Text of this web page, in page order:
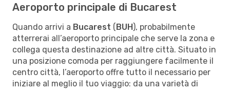
Aeroporto principale di Bucarest
Quando arrivi a Bucarest (BUH), probabilmente
atterrerai all’aeroporto principale che serve la zona e
collega questa destinazione ad altre città. Situato in
una posizione comoda per raggiungere facilmente il
centro città, l’aeroporto offre tutto il necessario per
iniziare al meglio il tuo viaggio: da una varietà di